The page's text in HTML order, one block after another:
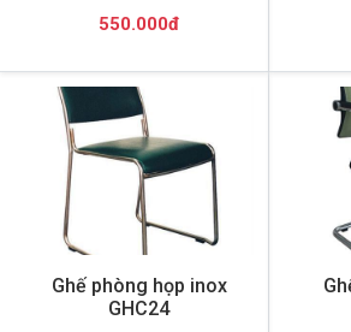
550.000đ
Ghế phòng họp inox
GHC24